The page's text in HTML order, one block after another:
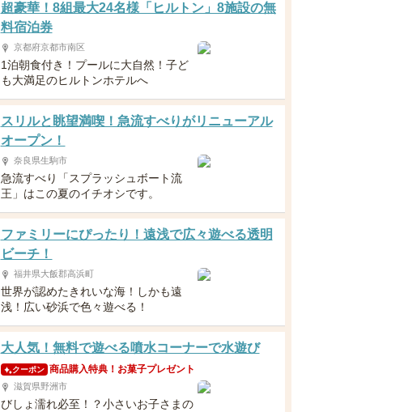
超豪華！8組最大24名様「ヒルトン」8施設の無
料宿泊券
京都府京都市南区
1泊朝食付き！プールに大自然！子ど
も大満足のヒルトンホテルへ
スリルと眺望満喫！急流すべりがリニューアル
オープン！
奈良県生駒市
急流すべり「スプラッシュボート流
王」はこの夏のイチオシです。
ファミリーにぴったり！遠浅で広々遊べる透明
ビーチ！
福井県大飯郡高浜町
世界が認めたきれいな海！しかも遠
浅！広い砂浜で色々遊べる！
大人気！無料で遊べる噴水コーナーで水遊び
クーポン 商品購入特典！お菓子プレゼント
滋賀県野洲市
びしょ濡れ必至！？小さいお子さまの